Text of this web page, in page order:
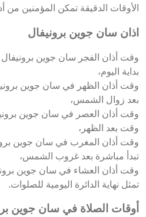
الأوقات الدقيقة تمكن المؤمنين من
اذان سان جوين برونيفال
وقت أذان الفجر سان جوين برونيفال
بداية اليوم،
وقت أذان الظهر في سان جوين
بعد زوال الشمس،
وقت أذان العصر في سان جوين
وقت بعد الظهر،
وقت أذان المغرب في سان جوين
تبدأ مباشرة بعد غروب الشمس،
وقت أذان العشاء في سان جوين
تمثل نهاية الدائرة اليومية للصلوات.
أوقات الصلاة في سان جوين